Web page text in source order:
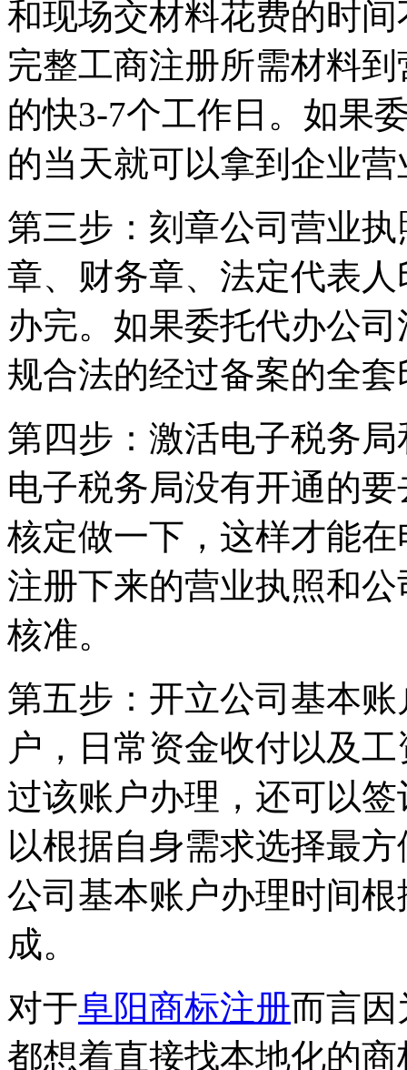
和现场交材料花费的时
完整工商注册所需材料
的快3-7个工作日。如果
的当天就可以拿到企业
第三步：刻章公司营业
章、财务章、法定代表
办完。如果委托代办公
规合法的经过备案的全套
第四步：激活电子税务
电子税务局没有开通的
核定做一下，这样才能
注册下来的营业执照和
核准。
第五步：开立公司基本
户，日常资金收付以及
过该账户办理，还可以
以根据自身需求选择最
公司基本账户办理时间
成。
对于阜阳商标注册而言因
都想着直接找本地化的